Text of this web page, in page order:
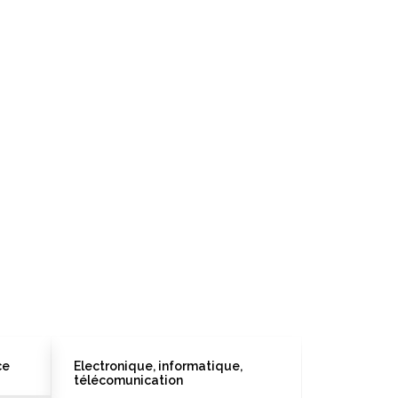
Electronique, informatique,
télécomunication